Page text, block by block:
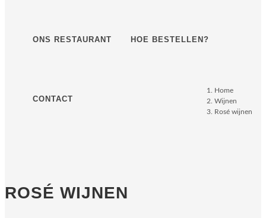
ONS RESTAURANT HOE BESTELLEN?
CONTACT
ROSÉ WIJNEN
Home
Wijnen
Rosé wijnen